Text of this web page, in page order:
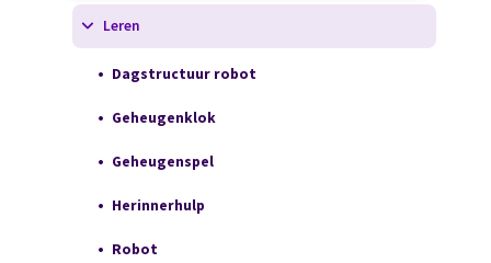
Leren
Dagstructuur robot
Geheugenklok
Geheugenspel
Herinnerhulp
Robot